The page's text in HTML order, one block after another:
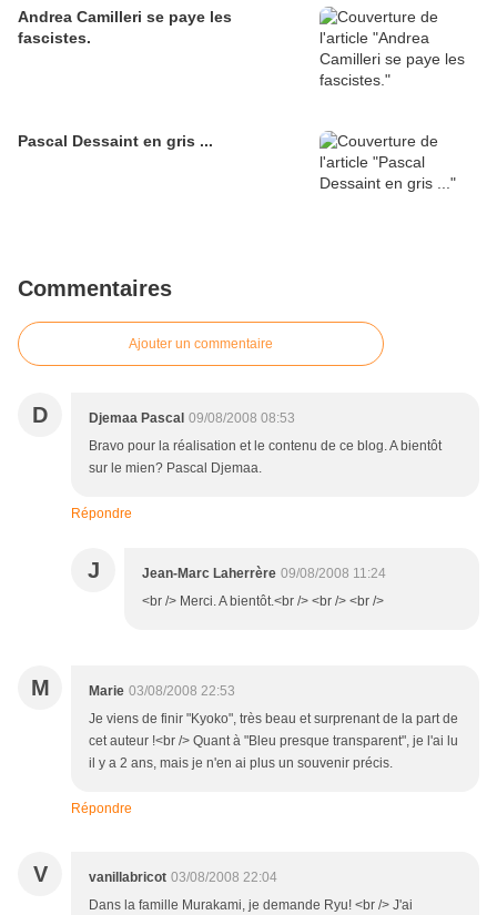
Andrea Camilleri se paye les
fascistes.
Pascal Dessaint en gris ...
Commentaires
Ajouter un commentaire
D Djemaa Pascal 09/08/2008 08:53
Bravo pour la réalisation et le contenu de ce blog. A bientôt
sur le mien? Pascal Djemaa.
Répondre
J Jean-Marc Laherrère 09/08/2008 11:24
<br /> Merci. A bientôt.<br /> <br /> <br />
M Marie 03/08/2008 22:53
Je viens de finir "Kyoko", très beau et surprenant de la part de
cet auteur !<br /> Quant à "Bleu presque transparent", je l'ai lu
il y a 2 ans, mais je n'en ai plus un souvenir précis.
Répondre
V vanillabricot 03/08/2008 22:04
Dans la famille Murakami, je demande Ryu! <br /> J'ai